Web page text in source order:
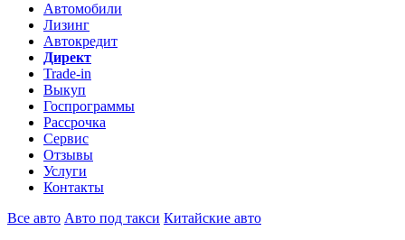
Автомобили
Лизинг
Автокредит
Директ
Trade-in
Выкуп
Госпрограммы
Рассрочка
Сервис
Отзывы
Услуги
Контакты
Все авто Авто под такси Китайские авто